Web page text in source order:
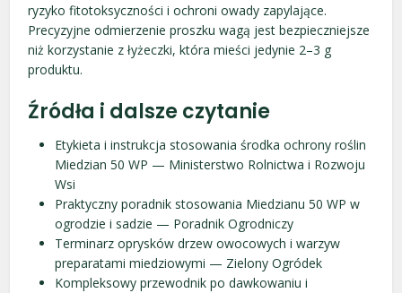
ryzyko fitotoksyczności i ochroni owady zapylające.
Precyzyjne odmierzenie proszku wagą jest bezpieczniejsze
niż korzystanie z łyżeczki, która mieści jedynie 2–3 g
produktu.
Źródła i dalsze czytanie
Etykieta i instrukcja stosowania środka ochrony roślin
Miedzian 50 WP — Ministerstwo Rolnictwa i Rozwoju
Wsi
Praktyczny poradnik stosowania Miedzianu 50 WP w
ogrodzie i sadzie — Poradnik Ogrodniczy
Terminarz oprysków drzew owocowych i warzyw
preparatami miedziowymi — Zielony Ogródek
Kompleksowy przewodnik po dawkowaniu i